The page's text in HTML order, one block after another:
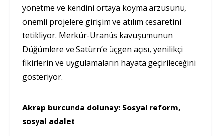
yönetme ve kendini ortaya koyma arzusunu,
önemli projelere girişim ve atılım cesaretini
tetikliyor. Merkür-Uranüs kavuşumunun
Düğümlere ve Satürn’e üçgen açısı, yenilikçi
fikirlerin ve uygulamaların hayata geçirileceğini
gösteriyor.
Akrep burcunda dolunay: Sosyal reform,
sosyal adalet